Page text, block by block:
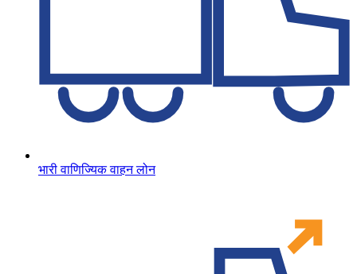
भारी वाणिज्यिक वाहन लोन